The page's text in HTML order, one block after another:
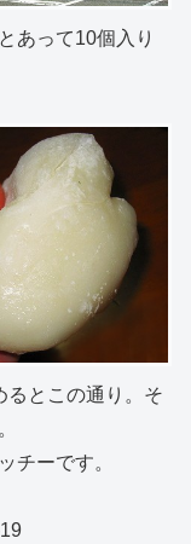
あって10個入り
るとこの通り。そ
チーです。